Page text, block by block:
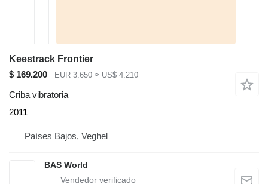
Keestrack Frontier
$ 169.200
EUR 3.650 ≈ US$ 4.210
Criba vibratoria
2011
Países Bajos, Veghel
BAS World